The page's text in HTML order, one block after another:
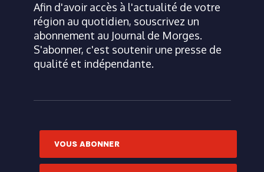
Afin d'avoir accès à l'actualité de votre
région au quotidien, souscrivez un
abonnement au Journal de Morges.
S'abonner, c'est soutenir une presse de
qualité et indépendante.
VOUS ABONNER